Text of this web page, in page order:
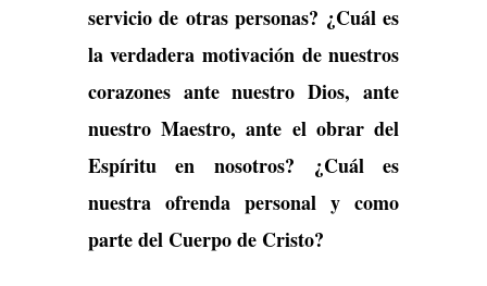
servicio de otras personas? ¿Cuál es
la verdadera motivación de nuestros
corazones ante nuestro Dios, ante
nuestro Maestro, ante el obrar del
Espíritu en nosotros? ¿Cuál es
nuestra ofrenda personal y como
parte del Cuerpo de Cristo?